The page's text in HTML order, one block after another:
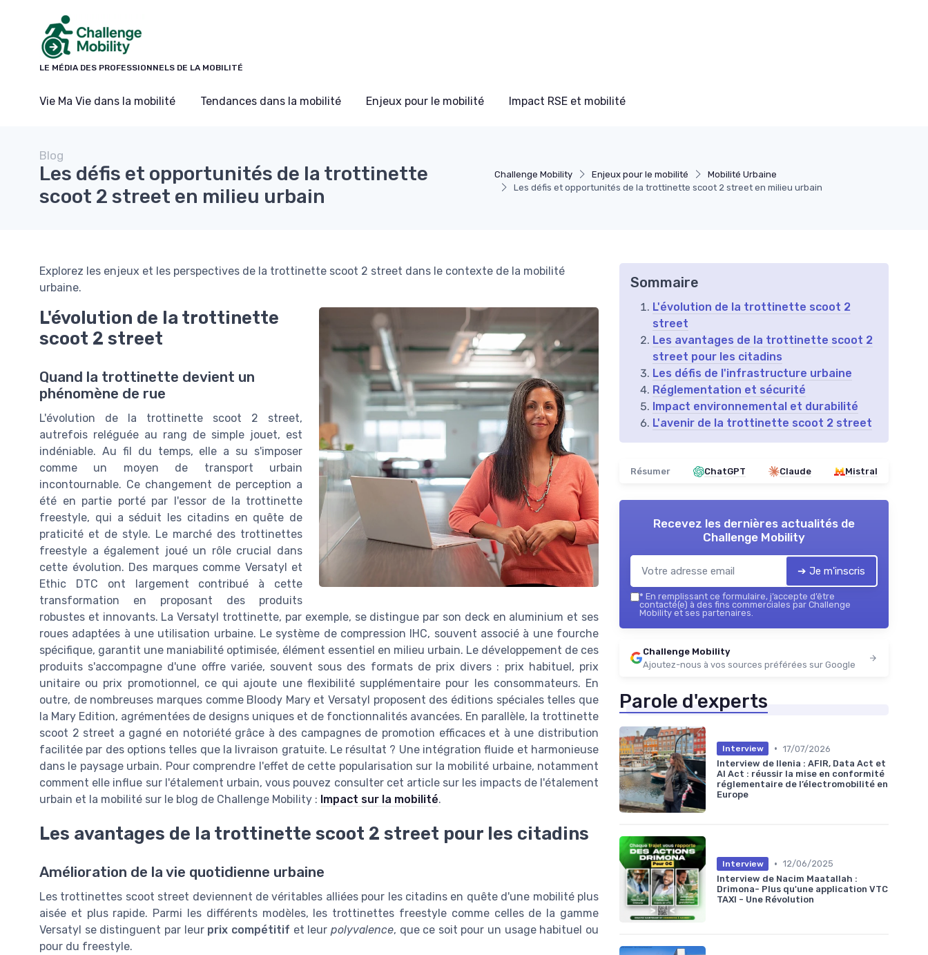
LE MÉDIA DES PROFESSIONNELS DE LA MOBILITÉ
Vie Ma Vie dans la mobilité Tendances dans la mobilité Enjeux pour le mobilité Impact RSE et mobilité
Challenge Mobility Enjeux pour le mobilité
Mobilité Urbaine
Les défis et opportunités de la trottinette scoot 2 street en milieu urbain
Blog
Les défis et opportunités de la trottinette
scoot 2 street en milieu urbain
Explorez les enjeux et les perspectives de la trottinette scoot 2 street dans le contexte de la mobilité
urbaine.
L'évolution de la trottinette
scoot 2 street
Quand la trottinette devient un
phénomène de rue
L'évolution de la trottinette scoot 2 street,
autrefois reléguée au rang de simple jouet, est
indéniable. Au fil du temps, elle a su s'imposer
comme un moyen de transport urbain
incontournable. Ce changement de perception a
été en partie porté par l'essor de la trottinette
freestyle, qui a séduit les citadins en quête de
praticité et de style. Le marché des trottinettes
freestyle a également joué un rôle crucial dans
cette évolution. Des marques comme Versatyl et
Ethic DTC ont largement contribué à cette
transformation en proposant des produits
robustes et innovants. La Versatyl trottinette, par exemple, se distingue par son deck en aluminium et ses
roues adaptées à une utilisation urbaine. Le système de compression IHC, souvent associé à une fourche
spécifique, garantit une maniabilité optimisée, élément essentiel en milieu urbain. Le développement de ces
produits s'accompagne d'une offre variée, souvent sous des formats de prix divers : prix habituel, prix
unitaire ou prix promotionnel, ce qui ajoute une flexibilité supplémentaire pour les consommateurs. En
outre, de nombreuses marques comme Bloody Mary et Versatyl proposent des éditions spéciales telles que
la Mary Edition, agrémentées de designs uniques et de fonctionnalités avancées. En parallèle, la trottinette
scoot 2 street a gagné en notoriété grâce à des campagnes de promotion efficaces et à une distribution
facilitée par des options telles que la livraison gratuite. Le résultat ? Une intégration fluide et harmonieuse
dans le paysage urbain. Pour comprendre l'effet de cette popularisation sur la mobilité urbaine, notamment
comment elle influe sur l'étalement urbain, vous pouvez consulter cet article sur les impacts de l'étalement
urbain et la mobilité sur le blog de Challenge Mobility : Impact sur la mobilité.
Les avantages de la trottinette scoot 2 street pour les citadins
Amélioration de la vie quotidienne urbaine
Les trottinettes scoot street deviennent de véritables alliées pour les citadins en quête d'une mobilité plus
aisée et plus rapide. Parmi les différents modèles, les trottinettes freestyle comme celles de la gamme
Versatyl se distinguent par leur prix compétitif et leur polyvalence, que ce soit pour un usage habituel ou
pour du freestyle.
Sommaire
L'évolution de la trottinette scoot 2
street
Les avantages de la trottinette scoot 2
street pour les citadins
Les défis de l'infrastructure urbaine
Réglementation et sécurité
Impact environnemental et durabilité
L'avenir de la trottinette scoot 2 street
Résumer ChatGPT Claude Mistral
Recevez les dernières actualités de
Challenge Mobility
➔ Je m'inscris
* En remplissant ce formulaire, j’accepte d’être
contacté(e) à des fins commerciales par Challenge
Mobility et ses partenaires.
Challenge Mobility
Ajoutez-nous à vos sources préférées sur Google
Parole d'experts
Interview • 17/07/2026
Interview de Ilenia : AFIR, Data Act et
AI Act : réussir la mise en conformité
réglementaire de l’électromobilité en
Europe
Interview • 12/06/2025
Interview de Nacim Maatallah :
Drimona- Plus qu'une application VTC
TAXI - Une Révolution